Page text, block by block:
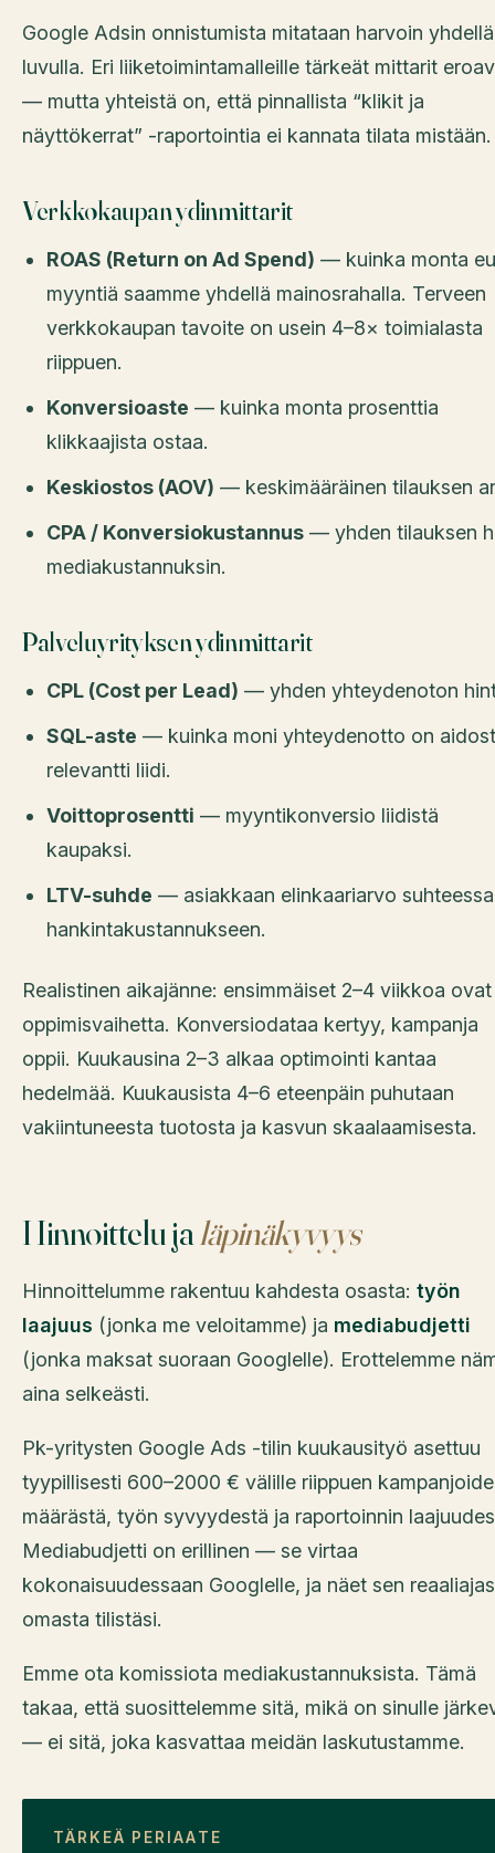
Google Adsin onnistumista mitataan harvoin yhdellä
luvulla. Eri liiketoimintamalleille tärkeät mittarit
— mutta yhteistä on, että pinnallista “klikit ja
näyttökerrat” -raportointia ei kannata tilata mistään.
Verkkokaupan ydinmittarit
ROAS (Return on Ad Spend) — kuinka monta
myyntiä saamme yhdellä mainosrahalla. Terveen
verkkokaupan tavoite on usein 4–8× toimialasta
riippuen.
Konversioaste — kuinka monta prosenttia
klikkaajista ostaa.
Keskiostos (AOV) — keskimääräinen tilauksen
CPA / Konversiokustannus — yhden tilauksen
mediakustannuksin.
Palveluyrityksen ydinmittarit
CPL (Cost per Lead) — yhden yhteydenoton
SQL-aste — kuinka moni yhteydenotto on
relevantti liidi.
Voittoprosentti — myyntikonversio liidistä
kaupaksi.
LTV-suhde — asiakkaan elinkaariarvo suhteessa
hankintakustannukseen.
Realistinen aikajänne: ensimmäiset 2–4 viikkoa ovat
oppimisvaihetta. Konversiodataa kertyy, kampanja
oppii. Kuukausina 2–3 alkaa optimointi kantaa
hedelmää. Kuukausista 4–6 eteenpäin puhutaan
vakiintuneesta tuotosta ja kasvun skaalaamisesta.
Hinnoittelu jaläpinäkyvyys
Hinnoittelumme rakentuu kahdesta osasta: työn
laajuus (jonka me veloitamme) ja mediabudjetti
(jonka maksat suoraan Googlelle). Erottelemme
aina selkeästi.
Pk-yritysten Google Ads -tilin kuukausityö asettuu
tyypillisesti 600–2000 € välille riippuen
määrästä, työn syvyydestä ja raportoinnin
Mediabudjetti on erillinen — se virtaa
kokonaisuudessaan Googlelle, ja näet sen
omasta tilistäsi.
Emme ota komissiota mediakustannuksista. Tämä
takaa, että suosittelemme sitä, mikä on sinulle
— ei sitä, joka kasvattaa meidän laskutustamme.
TÄRKEÄ PERIAATE